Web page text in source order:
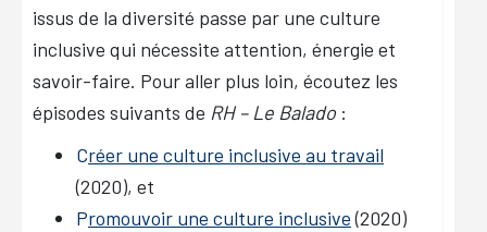
issus de la diversité passe par une culture
inclusive qui nécessite attention, énergie et
savoir-faire. Pour aller plus loin, écoutez les
épisodes suivants de RH – Le Balado :
Créer une culture inclusive au travail
(2020), et
Promouvoir une culture inclusive(2020)